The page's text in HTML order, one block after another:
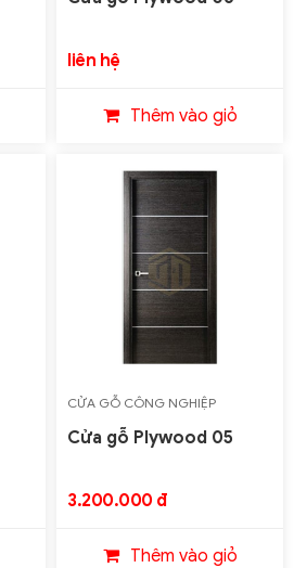
liên hệ
Thêm vào giỏ
CỬA GỖ CÔNG NGHIỆP
PLYWOOD
Cửa gỗ Plywood 05
3.200.000 đ
Thêm vào giỏ